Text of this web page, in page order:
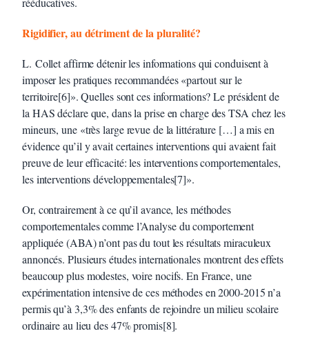
Rigidifier, au détriment de la pluralité?
L. Collet affirme détenir les informations qui conduisent à
imposer les pratiques recommandées «partout sur le
territoire[6]». Quelles sont ces informations? Le président de
la HAS déclare que, dans la prise en charge des TSA chez les
mineurs, une «très large revue de la littérature […] a mis en
évidence qu’il y avait certaines interventions qui avaient fait
preuve de leur efficacité: les interventions comportementales,
les interventions développementales[7]».
Or, contrairement à ce qu’il avance, les méthodes
comportementales comme l’Analyse du comportement
appliquée (ABA) n’ont pas du tout les résultats miraculeux
annoncés. Plusieurs études internationales montrent des effets
beaucoup plus modestes, voire nocifs. En France, une
expérimentation intensive de ces méthodes en 2000-2015 n’a
permis qu’à 3,3% des enfants de rejoindre un milieu scolaire
ordinaire au lieu des 47% promis[8].